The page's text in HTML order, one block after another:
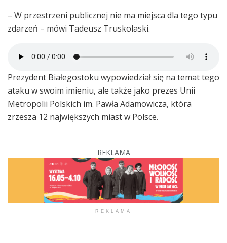
– W przestrzeni publicznej nie ma miejsca dla tego typu
zdarzeń – mówi Tadeusz Truskolaski.
Prezydent Białegostoku wypowiedział się na temat tego
ataku w swoim imieniu, ale także jako prezes Unii
Metropolii Polskich im. Pawła Adamowicza, która
zrzesza 12 największych miast w Polsce.
REKLAMA
REKLAMA